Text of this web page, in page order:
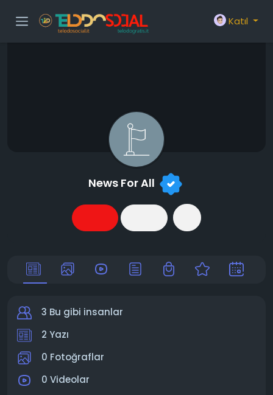
Katıl
News For All
3 Bu gibi insanlar
2 Yazı
0 Fotoğraflar
0 Videolar